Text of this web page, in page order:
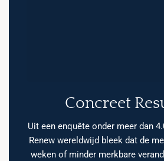
Concreet
Uit een enquête onder meer dan
Renew wereldwijd bleek dat de
weken of minder merkbare